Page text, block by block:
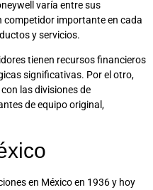
varía entre sus
competidor importante en cada
y servicios.
tienen recursos financieros
significativas. Por el otro,
las divisiones de
de equipo original,
en México en 1936 y hoy